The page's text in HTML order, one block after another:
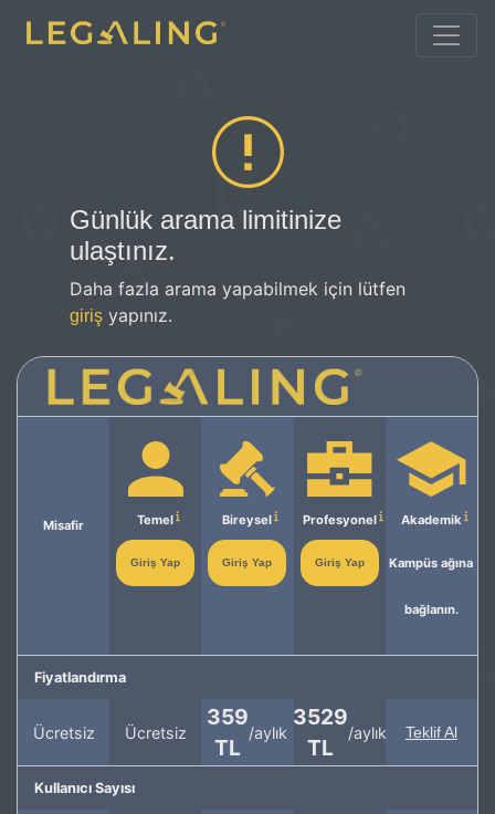
Günlük arama limitinize
ulaştınız.
Daha fazla arama yapabilmek için lütfen
giriş yapınız.
Misafir Temel
Giriş Yap
Bireysel
Giriş Yap
Profesyonel
Giriş Yap
Akademik
Kampüs ağına
bağlanın.
Fiyatlandırma
Ücretsiz Ücretsiz
359
TL
/aylık
3529
TL
/aylık Teklif Al
Kullanıcı Sayısı